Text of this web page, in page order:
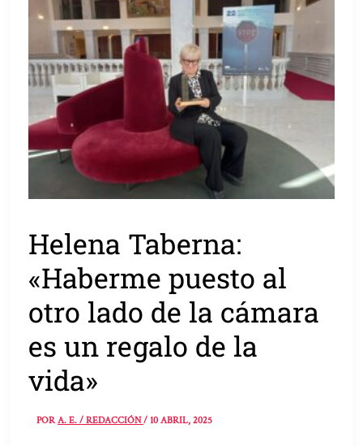
Helena Taberna:
«Haberme puesto al
otro lado de la cámara
es un regalo de la
vida»
PORA. E. / REDACCIÓN/10 ABRIL, 2025